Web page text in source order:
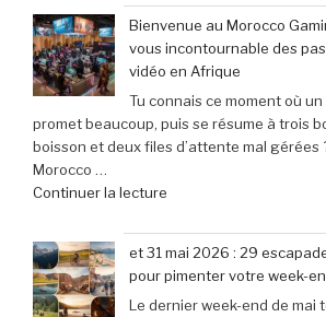
compteurs
de
joueurs
connectés,
trois
ans
après
exceptionnelle
:
Le
clavier
Corsair
K70
Pro
79,99
€
(-25% »
Bienvenue au Morocco
vous incontournable des
vidéo en Afrique
Tu connais ce moment où
promet beaucoup, puis se résume à trois
boisson et deux files d’attente mal gérées
Morocco …
Continuer la lecture
au
Morocco
Gaming
Expo
et 31 mai 2026 : 29
pour pimenter votre week-
Le dernier week-end de mai